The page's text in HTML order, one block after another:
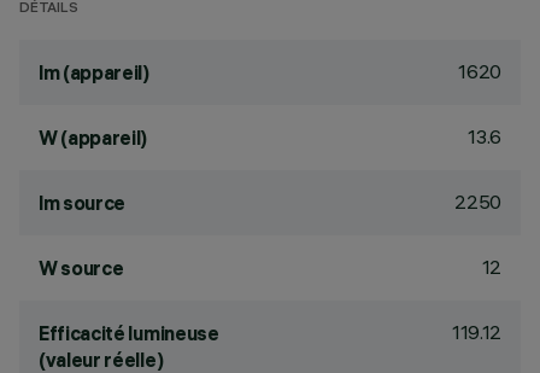
DÉTAILS
lm (appareil) 1620
W (appareil) 13.6
lm source 2250
W source 12
Efficacité lumineuse
(valeur réelle)
119.12